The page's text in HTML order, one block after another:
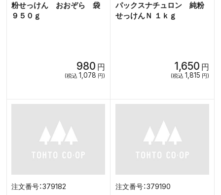
粉せっけん おおぞら 袋
９５０ｇ
980 円
(税込 1,078 円)
パックスナチュロン 純粉
せっけんＮ １ｋｇ
1,650 円
(税込 1,815 円)
379182 379190